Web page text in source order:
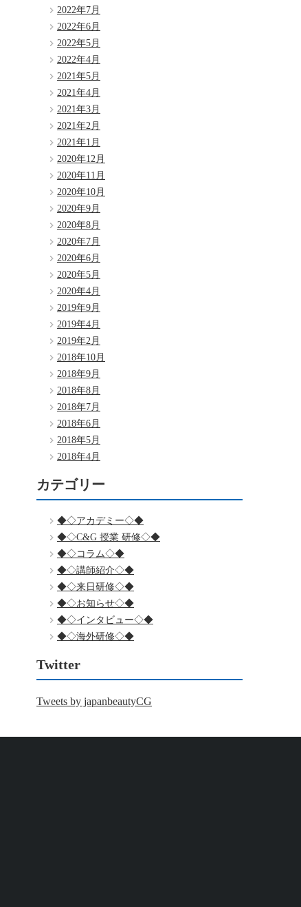
2022年7月
2022年6月
2022年5月
2022年4月
2021年5月
2021年4月
2021年3月
2021年2月
2021年1月
2020年12月
2020年11月
2020年10月
2020年9月
2020年8月
2020年7月
2020年6月
2020年5月
2020年4月
2019年9月
2019年4月
2019年2月
2018年10月
2018年9月
2018年8月
2018年7月
2018年6月
2018年5月
2018年4月
カテゴリー
◆◇アカデミー◇◆
◆◇C&G 授業 研修◇◆
◆◇コラム◇◆
◆◇講師紹介◇◆
◆◇来日研修◇◆
◆◇お知らせ◇◆
◆◇インタビュー◇◆
◆◇海外研修◇◆
Twitter
Tweets by japanbeautyCG